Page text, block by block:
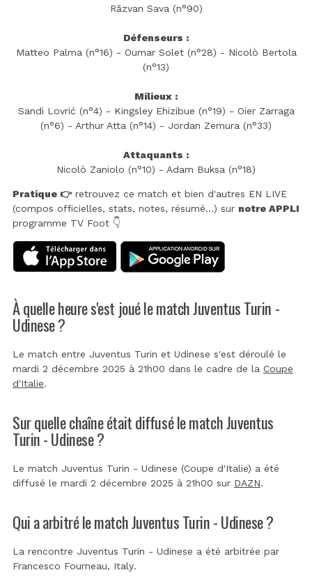
Răzvan Sava (n°90)
Défenseurs :
Matteo Palma (n°16) - Oumar Solet (n°28) - Nicolò Bertola
(n°13)
Milieux :
Sandi Lovrić (n°4) - Kingsley Ehizibue (n°19) - Oier Zarraga
(n°6) - Arthur Atta (n°14) - Jordan Zemura (n°33)
Attaquants :
Nicolò Zaniolo (n°10) - Adam Buksa (n°18)
Pratique 👉retrouvez ce match et bien d'autres EN LIVE
(compos officielles, stats, notes, résumé...) sur notre APPLI
programme TV Foot 👇
À quelle heure s'est joué le match Juventus Turin -
Udinese ?
Le match entre Juventus Turin et Udinese s'est déroulé le
mardi 2 décembre 2025 à 21h00 dans le cadre de la Coupe
d'Italie.
Sur quelle chaîne était diffusé le match Juventus
Turin - Udinese ?
Le match Juventus Turin - Udinese (Coupe d'Italie) a été
diffusé le mardi 2 décembre 2025 à 21h00 sur DAZN.
Qui a arbitré le match Juventus Turin - Udinese ?
La rencontre Juventus Turin - Udinese a été arbitrée par
Francesco Fourneau, Italy.